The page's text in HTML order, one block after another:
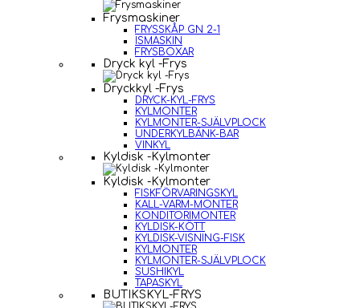
Frysmaskiner
FRYSSKÅP GN 2-1
ISMASKIN
FRYSBOXAR
Dryck kyl -Frys
Dryckkyl -Frys
DRYCK-KYL-FRYS
KYLMONTER
KYLMONTER-SJÄLVPLOCK
UNDERKYLBÄNK-BAR
VINKYL
Kyldisk -Kylmonter
Kyldisk -Kylmonter
FISKFÖRVARINGSKYL
KALL-VARM-MONTER
KONDITORIMONTER
KYLDISK-KÖTT
KYLDISK-VISNING-FISK
KYLMONTER
KYLMONTER-SJÄLVPLOCK
SUSHIKYL
TAPASKYL
BUTIKSKYL-FRYS